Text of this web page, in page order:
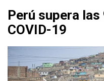
Perú supera
COVID-19